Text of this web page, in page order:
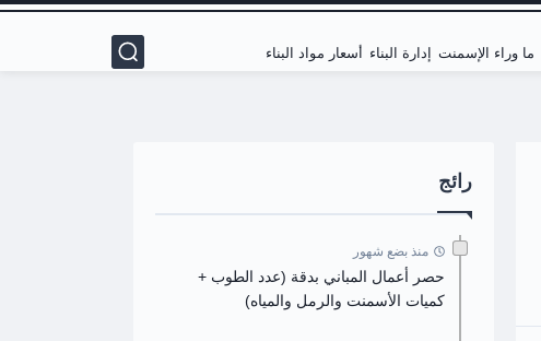
ما وراء الإسمنت إدارة البناء أسعار مواد البناء
رائج
منذ بضع شهور
حصر أعمال المباني بدقة (عدد الطوب +
كميات الأسمنت والرمل والمياه)